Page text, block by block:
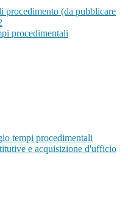
procedimento (da pubblicare
procedimentali
tempi procedimentali
e acquisizione d'ufficio